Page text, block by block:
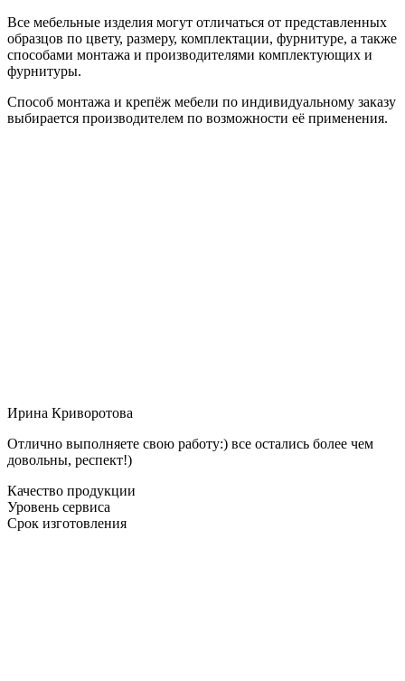
Все мебельные изделия могут отличаться от представленных
образцов по цвету, размеру, комплектации, фурнитуре, а также
способами монтажа и производителями комплектующих и
фурнитуры.
Способ монтажа и крепёж мебели по индивидуальному заказу
выбирается производителем по возможности её применения.
Ирина Криворотова
Отлично выполняете свою работу:) все остались более чем
довольны, респект!)
Качество продукции
Уровень сервиса
Срок изготовления